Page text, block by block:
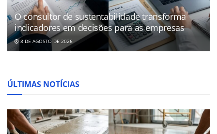
O consultor de sustentabilidade transforma
indicadores em decisões para as empresas
8 DE AGOSTO DE 2026
ÚLTIMAS NOTÍCIAS